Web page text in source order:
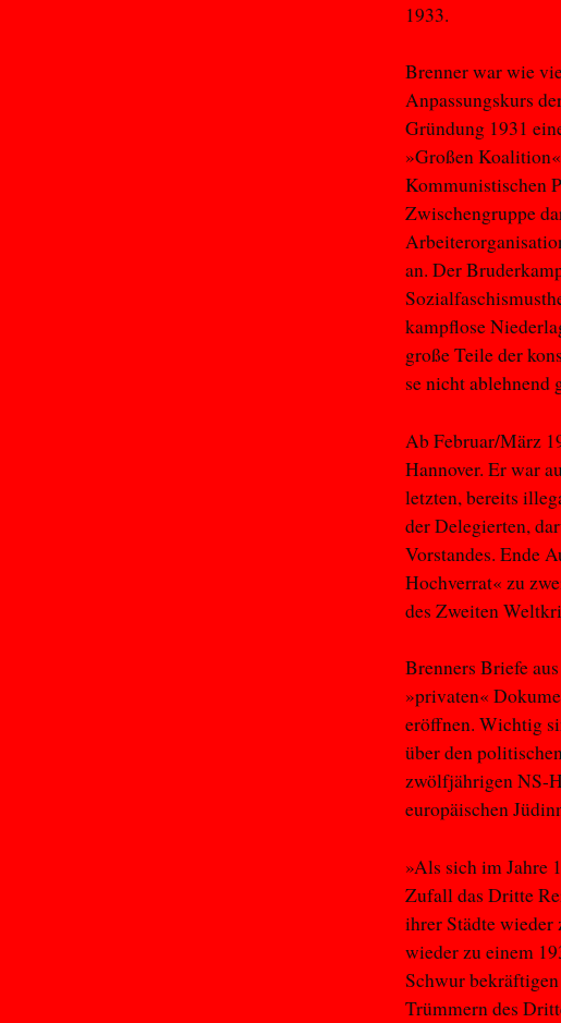
1933.
Brenner war wie
Anpassungskurs
Gründung 1931
»Großen
Kommunistischen
Zwischengruppe
an. Der
kampflose
große Teile der
se nicht ablehnend
Ab Februar/März
Hannover. Er war
letzten, bereits
der Delegierten,
Vorstandes. Ende
Hochverrat« zu
des Zweiten
Brenners Briefe
»privaten«
eröffnen. Wichtig
über den
zwölfjährigen NS-
europäischen
»Als sich im Jahre
Zufall das Dritte
ihrer Städte wieder
wieder zu einem
Schwur
Trümmern des